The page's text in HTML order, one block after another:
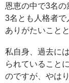
恩恵の中で3名
3名とも人格者で
ありがたいこと
私自身、過去に
られていること
のですが、やは